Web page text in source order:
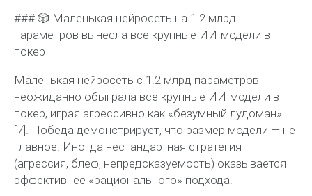
### 🎲 Маленькая нейросеть на 1.2 млрд
параметров вынесла все крупные ИИ-модели в
покер
Маленькая нейросеть с 1.2 млрд параметров
неожиданно обыграла все крупные ИИ-модели в
покер, играя агрессивно как «безумный лудоман»
[7]. Победа демонстрирует, что размер модели — не
главное. Иногда нестандартная стратегия
(агрессия, блеф, непредсказуемость) оказывается
эффективнее «рационального» подхода.